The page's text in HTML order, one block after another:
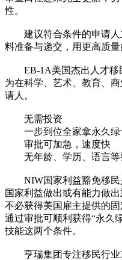
性。
建议符合条件的申请人
料准备与递交，用更高质量
EB-1A美国杰出人才移
为在科学、艺术、教育、
请人。
无需投资
一步到位全家拿永久绿
审批可加急，速度快
无年龄、学历、语言等
NIW国家利益豁免移民
国家利益做出或有能力做
不必获得美国雇主提供的
通过审批可顺利获得“永久
技能这两个条件。
亨瑞集团专注移民行业